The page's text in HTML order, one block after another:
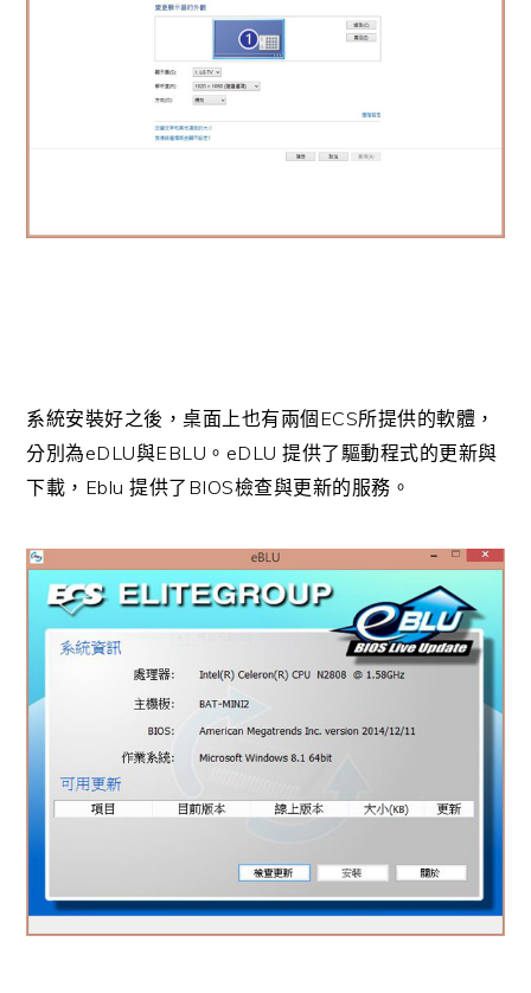
系統安裝好之後，桌面上也有兩個 ECS所提供的軟體，
分別為eDLU與EBLU 。 eDLU提供了驅動程式的更新與
下載， Eblu提供了 BIOS檢查與更新的服務。